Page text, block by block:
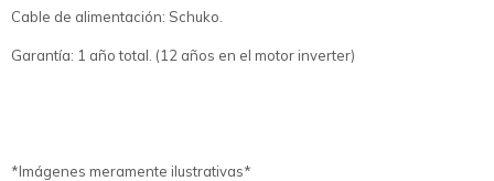
Cable de alimentación: Schuko.
Garantía: 1 año total. (12 años en el motor inverter)
*Imágenes meramente ilustrativas*